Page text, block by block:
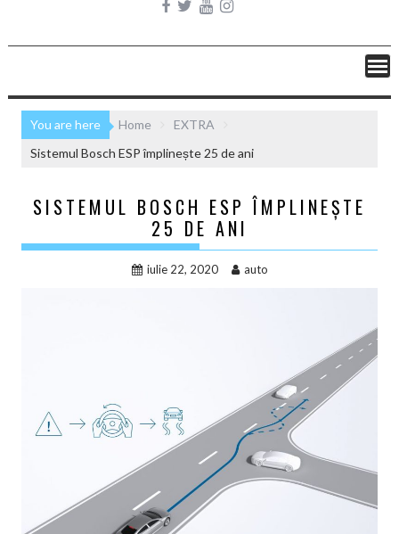
You are here Home
EXTRA
Sistemul Bosch ESP împlinește 25 de ani
SISTEMUL BOSCH ESP ÎMPLINEȘTE
25 DE ANI
iulie 22, 2020 auto